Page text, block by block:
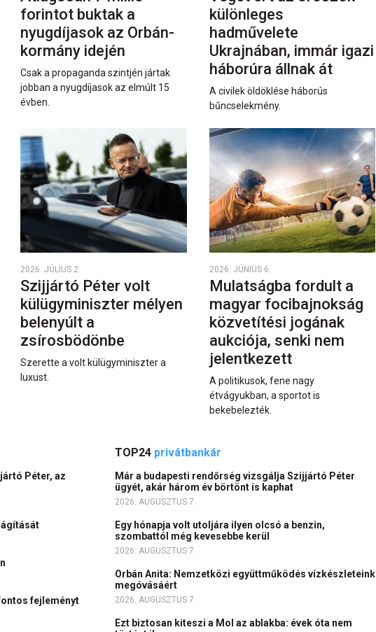
forintot buktak a
nyugdíjasok az Orbán-
kormány idején
Csak a propaganda szintjén jártak
jobban a nyugdíjasok az elmúlt 15
évben.
különleges
hadművelete
Ukrajnában, immár igazi
háborúra állnak át
A civilek öldöklése háborús
bűncselekmény.
2026. JÚLIUS 2.
Szijjártó Péter volt
külügyminiszter mélyen
belenyúlt a
zsírosbödönbe
Szerette a volt külügyminiszter a
luxust.
2026. JÚNIUS 6.
Mulatságba fordult a
magyar focibajnokság
közvetítési jogának
aukciója, senki nem
jelentkezett
A politikusok, fene nagy
étvágyukban, a sportot is
bekebelezték.
Péter, az
fejleményt
TOP24 privátbankár
Már a budapesti rendőrség vizsgálja Szijjártó Péter
ügyét, akár három év börtönt is kaphat
2026. AUGUSZTUS 7.
Egy hónapja volt utoljára ilyen olcsó a benzin,
szombattól még kevesebbe kerül
2026. AUGUSZTUS 7.
Orbán Anita: Nemzetközi együttműködés vízkészleteink
megóvásáért
2026. AUGUSZTUS 7.
Ezt biztosan kiteszi a Mol az ablakba: évek óta nem